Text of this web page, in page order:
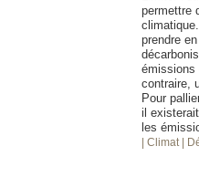
permettre
prendre
émissions
contraire,
Pour
il
les
| Climat |